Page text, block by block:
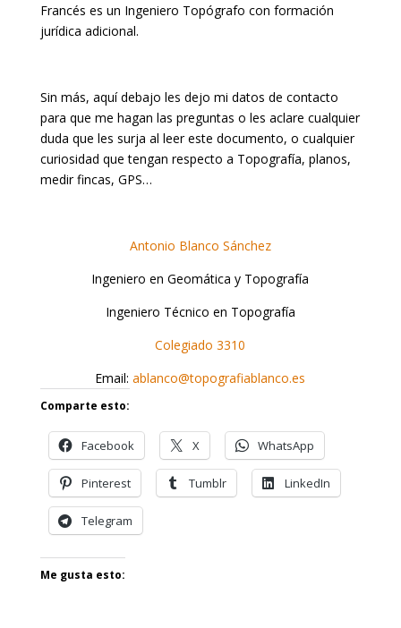
Francés es un Ingeniero Topógrafo con formación
jurídica adicional.
Sin más, aquí debajo les dejo mi datos de contacto
para que me hagan las preguntas o les aclare cualquier
duda que les surja al leer este documento, o cualquier
curiosidad que tengan respecto a Topografía, planos,
medir fincas, GPS…
Antonio Blanco Sánchez
Ingeniero en Geomática y Topografía
Ingeniero Técnico en Topografía
Colegiado 3310
Email:ablanco@topografiablanco.es
Comparte esto:
Facebook X WhatsApp
Pinterest Tumblr LinkedIn
Telegram
Me gusta esto: